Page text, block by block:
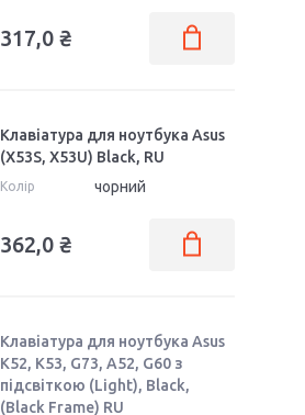
317,0 ₴
Клавіатура для ноутбука Asus
(X53S, X53U) Black, RU
Колір чорний
362,0 ₴
Клавіатура для ноутбука Asus
K52, K53, G73, A52, G60 з
підсвіткою (Light), Black,
(Black Frame) RU